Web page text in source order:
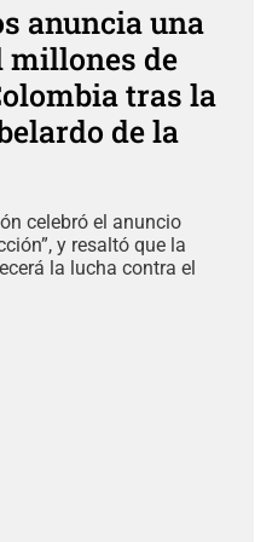
anuncia una
millones de
tras la
de la
celebró el anuncio
y resaltó que la
la lucha contra el